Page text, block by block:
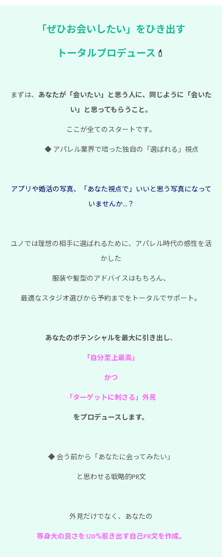
「ぜひお会いしたい」をひき出す
トータルプロデュース 💄
まずは、 あなたが「会いたい」と思う人に、 同じように「会いた
い」と思ってもらうこと。
ここが全てのスタートです。
◆ アパレル業界で培った独自の 「選ばれる」視点
アプリや婚活の写真、「あなた視点で」 いいと思う写真になって
いませんか...？
ユノでは理想の相手に選ばれるために、 アパレル時代の感性を活
かした
服装や髪型のアドバイスはもちろん、
最適なスタジオ選びから予約までを トータルでサポート。
あなたのポテンシャルを最大に引き出し、
「自分至上最高」
かつ
「ターゲットに刺さる」外見
をプロデュースします。
◆ 会う前から「あなたに会ってみたい」
と思わせる戦略的PR文
外見だけでなく、あなたの
等身大の良さを120%惹き出す自己PR文を作成。